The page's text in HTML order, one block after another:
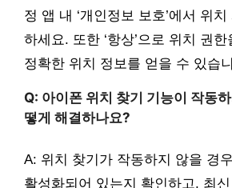
정 앱 내 ‘개인정보 보호’에서 위
하세요. 또한 ‘항상’으로 위치 권
정확한 위치 정보를 얻을 수 있습
Q: 아이폰 위치 찾기 기능이 작동
떻게 해결하나요?
A: 위치 찾기가 작동하지 않을 경
활성화되어 있는지 확인하고, 최